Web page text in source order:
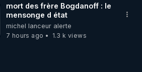
MAGAZINE
numéros que vous avez
mort des frère Bogdanoff : le
mensonge d état
michel lanceur alerte
7 hours ago
1.3 k views